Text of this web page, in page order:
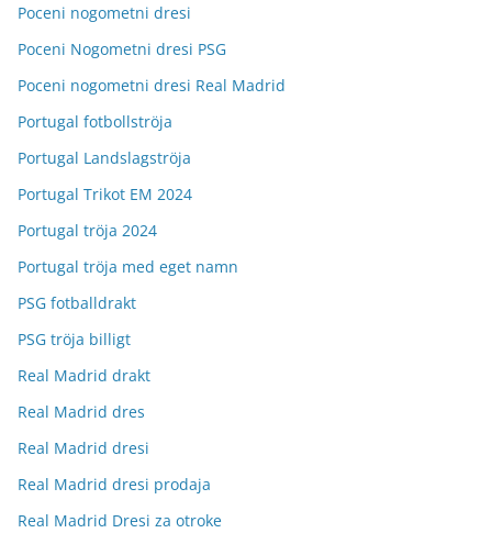
Poceni nogometni dresi
Poceni Nogometni dresi PSG
Poceni nogometni dresi Real Madrid
Portugal fotbollströja
Portugal Landslagströja
Portugal Trikot EM 2024
Portugal tröja 2024
Portugal tröja med eget namn
PSG fotballdrakt
PSG tröja billigt
Real Madrid drakt
Real Madrid dres
Real Madrid dresi
Real Madrid dresi prodaja
Real Madrid Dresi za otroke